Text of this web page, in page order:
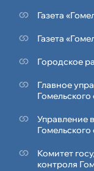
Газета
Газета
Городское
Главное
Управление
Комитет
контроля